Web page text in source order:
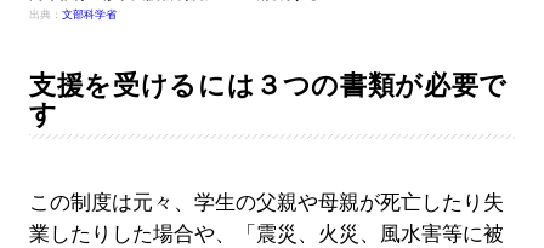
出典： 文部科学省
支援を受けるには３つの書類が必要で
す
この制度は元々、学生の父親や母親が死亡したり失
業したりした場合や、「震災、火災、風水害等に被